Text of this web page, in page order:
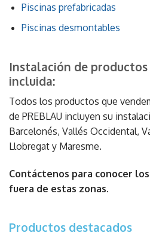
Piscinas prefabricadas
Piscinas desmontables
Instalación de productos
incluida:
Todos los productos que
de PREBLAU incluyen su
Barcelonés, Vallés Occidental,
Llobregat y Maresme.
Contáctenos para conocer
fuera de estas zonas.
Productos destacados